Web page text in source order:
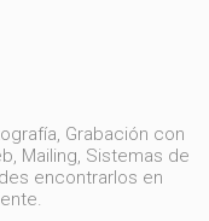
Grabación con
Mailing, Sistemas de
encontrarlos en